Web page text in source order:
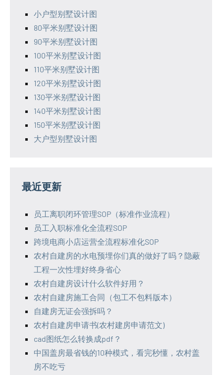
小户型别墅设计图
80平米别墅设计图
90平米别墅设计图
100平米别墅设计图
110平米别墅设计图
120平米别墅设计图
130平米别墅设计图
140平米别墅设计图
150平米别墅设计图
大户型别墅设计图
最近更新
员工离职闭环管理SOP（标准作业流程）
员工入职标准化全流程SOP
跨境电商小店运营全流程标准化SOP
农村自建房的水电预埋你们真的做好了吗？隐蔽
工程一次性埋好终身省心
农村自建房设计什么软件好用？
农村自建房施工合同（包工不包料版本）
自建房无证会强拆吗？
农村自建房申请书(农村建房申请范文)
cad图纸怎么转换成pdf？
中国盖房最省钱的10种模式，看完秒懂，农村盖
房不吃亏